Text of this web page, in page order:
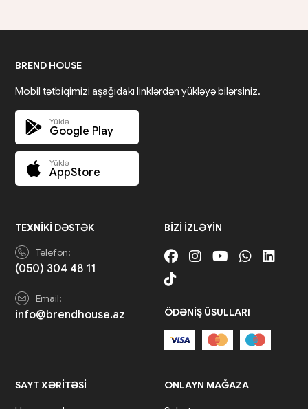
BREND HOUSE
Mobil tətbiqimizi aşağıdakı linklərdən yükləyə bilərsiniz.
Yüklə
Google Play
Yüklə
AppStore
TEXNIKI DƏSTƏK
Telefon:
(050) 304 48 11
Email:
info@brendhouse.az
SAYT XƏRITƏSI ONLAYN MAĞAZA
BIZI IZLƏYIN
ÖDƏNIŞ ÜSULLARI